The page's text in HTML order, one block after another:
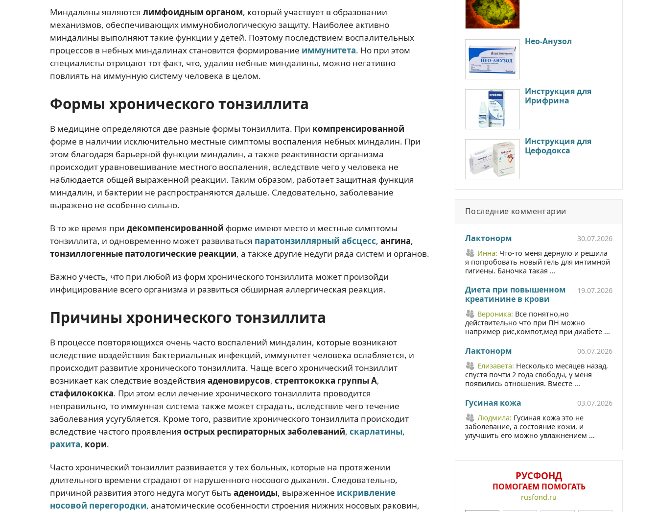
Миндалины являются лимфоидным органом, который участвует в образовании
механизмов, обеспечивающих иммунобиологическую защиту. Наиболее активно
миндалины выполняют такие функции у детей. Поэтому последствием воспалительных
процессов в небных миндалинах становится формирование иммунитета. Но при этом
специалисты отрицают тот факт, что, удалив небные миндалины, можно негативно
повлиять на иммунную систему человека в целом.
Формы хронического тонзиллита
В медицине определяются две разные формы тонзиллита. При компренсированной
форме в наличии исключительно местные симптомы воспаления небных миндалин. При
этом благодаря барьерной функции миндалин, а также реактивности организма
происходит уравновешивание местного воспаления, вследствие чего у человека не
наблюдается общей выраженной реакции. Таким образом, работает защитная функция
миндалин, и бактерии не распространяются дальше. Следовательно, заболевание
выражено не особенно сильно.
В то же время при декомпенсированной форме имеют место и местные симптомы
тонзиллита, и одновременно может развиваться паратонзиллярный абсцесс, ангина,
тонзиллогенные патологические реакции, а также другие недуги ряда систем и органов.
Важно учесть, что при любой из форм хронического тонзиллита может произойди
инфицирование всего организма и развиться обширная аллергическая реакция.
Причины хронического тонзиллита
В процессе повторяющихся очень часто воспалений миндалин, которые возникают
вследствие воздействия бактериальных инфекций, иммунитет человека ослабляется, и
происходит развитие хронического тонзиллита. Чаще всего хронический тонзиллит
возникает как следствие воздействия аденовирусов, стрептококка группы А,
стафилококка. При этом если лечение хронического тонзиллита проводится
неправильно, то иммунная система также может страдать, вследствие чего течение
заболевания усугубляется. Кроме того, развитие хронического тонзиллита происходит
вследствие частого проявления острых респираторных заболеваний, скарлатины,
рахита, кори.
Часто хронический тонзиллит развивается у тех больных, которые на протяжении
длительного времени страдают от нарушенного носового дыхания. Следовательно,
причиной развития этого недуга могут бытьаденоиды, выраженное искривление
носовой перегородки, анатомические особенности строения нижних носовых раковин,
Нео-Анузол
Инструкция для
Ирифрина
Инструкция для
Цефодокса
Последние комментарии
Лактонорм
30.07.2026
Инна: Что-то меня дернуло и решила
я попробовать новый гель для интимной
гигиены. Баночка такая ...
Диета при повышенном
креатинине в крови
19.07.2026
Вероника: Все понятно,но
действительно что при ПН можно
например рис,компот,мед при диабете ...
Лактонорм
06.07.2026
Елизавета: Несколько месяцев назад,
спустя почти 2 года свободы, у меня
появились отношения. Вместе ...
Гусиная кожа
03.07.2026
Людмила: Гусиная кожа это не
заболевание, а состояние кожи, и
улучшить его можно увлажнением ...
РУСФОНД
ПОМОГАЕМ ПОМОГАТЬ
rusfond.ru